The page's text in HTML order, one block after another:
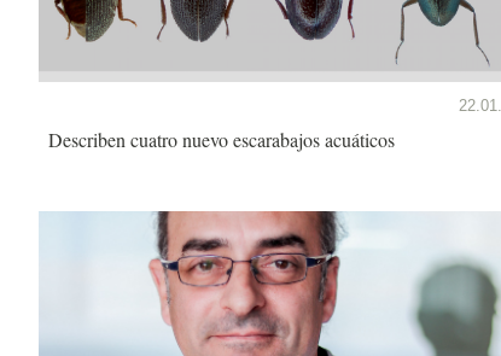
Describen cuatro nuevo escarabajos acuáticos